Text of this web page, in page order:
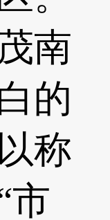
南
的
称
市